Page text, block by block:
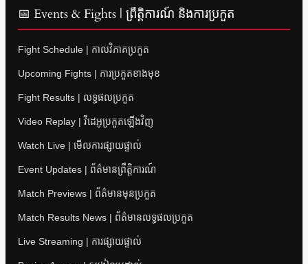
📅 Events & Fights | ព្រឹត្តិការណ៍ និងការប្រកួត
Fight Schedule | កាលវិភាគប្រកួត
Upcoming Fights | ការប្រកួតខាងមុខ
Fight Results | លទ្ធផលប្រកួត
Video Replay | វីដេអូប្រកួតឡើងវិញ
Watch Live | មើលការផ្សាយផ្ទាល់
Event Updates | ព័ត៌មានព្រឹត្តិការណ៍
Match Previews | ព័ត៌មានមុនប្រកួត
Match Results News | ព័ត៌មានលទ្ធផលប្រកួត
Live Streaming | ការផ្សាយផ្ទាល់